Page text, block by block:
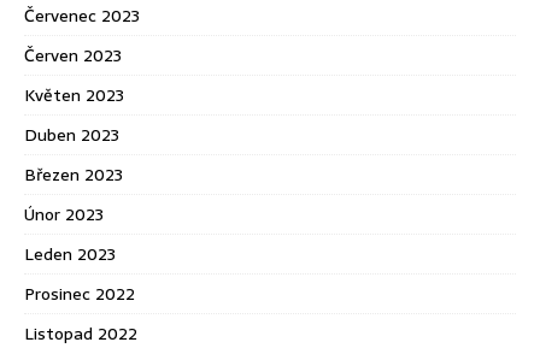
Červenec 2023
Červen 2023
Květen 2023
Duben 2023
Březen 2023
Únor 2023
Leden 2023
Prosinec 2022
Listopad 2022